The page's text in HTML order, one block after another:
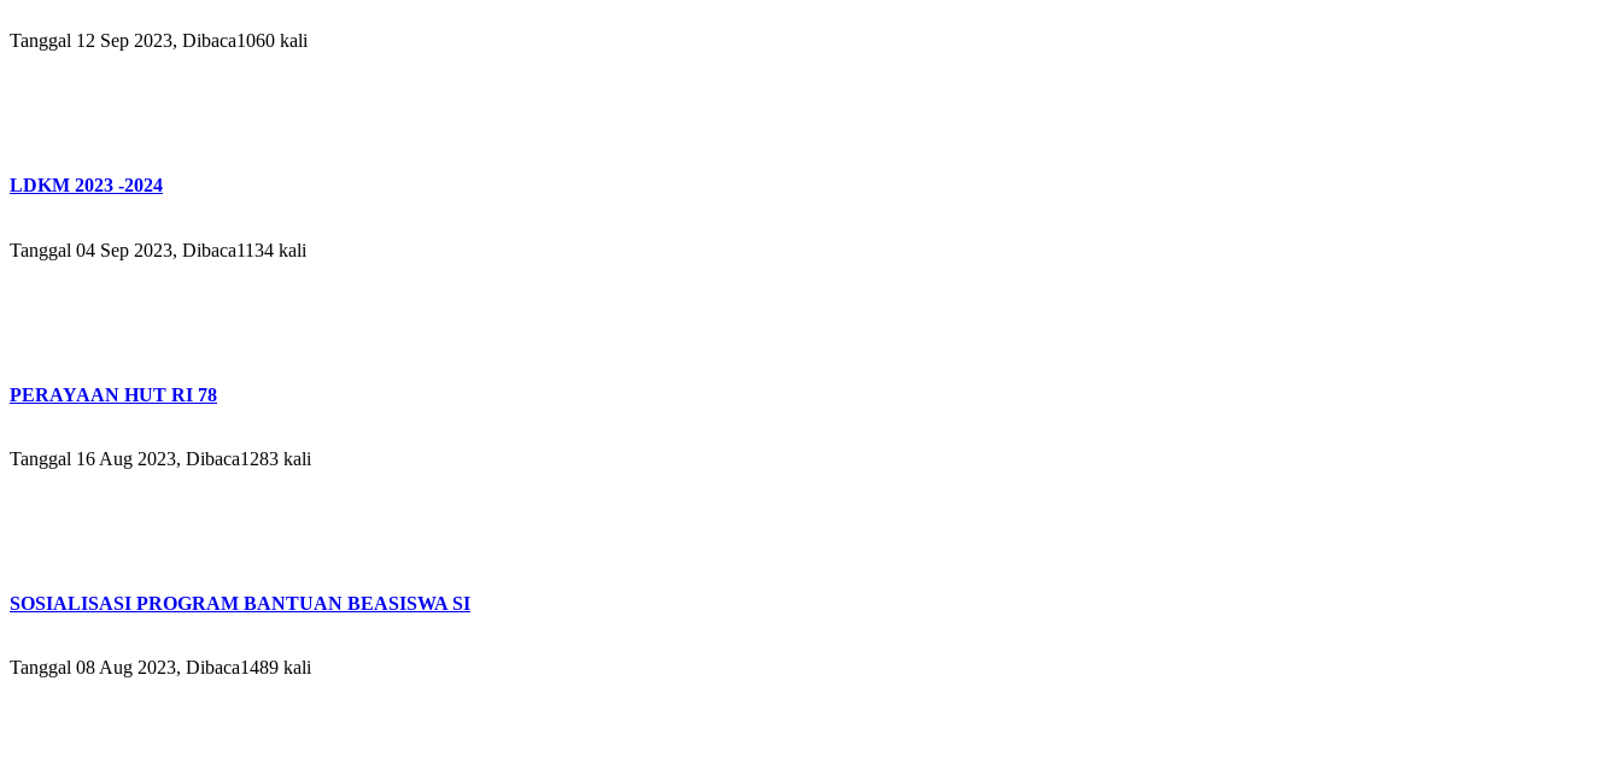
Tanggal 12 Sep 2023, Dibaca1060 kali
LDKM 2023 -2024
Tanggal 04 Sep 2023, Dibaca1134 kali
PERAYAAN HUT RI 78
Tanggal 16 Aug 2023, Dibaca1283 kali
SOSIALISASI PROGRAM BANTUAN BEASISWA SI
Tanggal 08 Aug 2023, Dibaca1489 kali